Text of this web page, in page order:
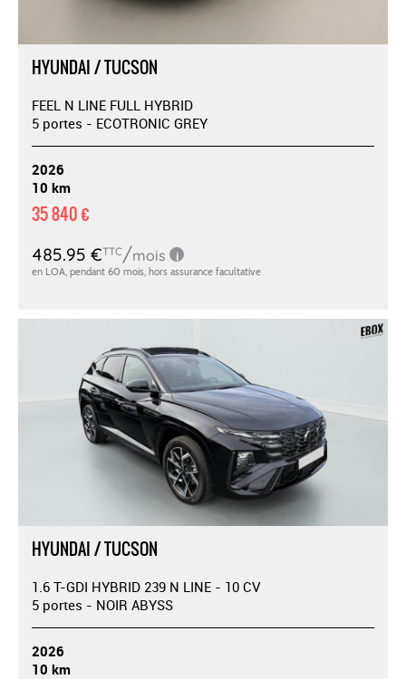
HYUNDAI / TUCSON
FEEL N LINE FULL HYBRID
5 portes - ECOTRONIC GREY
2026
10 km
35 840 €
HYUNDAI / TUCSON
1.6 T-GDI HYBRID 239 N LINE - 10 CV
5 portes - NOIR ABYSS
2026
10 km